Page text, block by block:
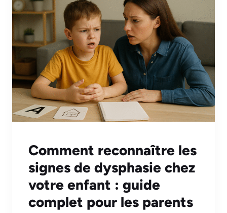
Comment reconnaître les
signes de dysphasie chez
votre enfant : guide
complet pour les parents